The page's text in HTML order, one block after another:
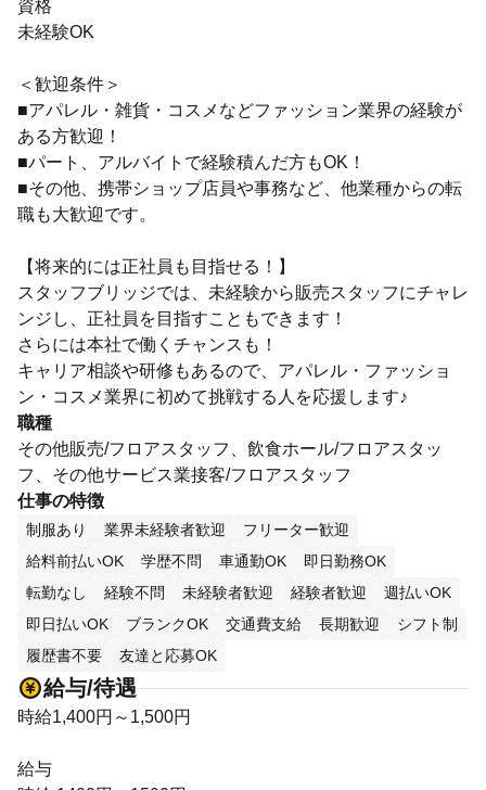
資格
未経験OK
＜歓迎条件＞
■アパレル・雑貨・コスメなどファッション業界の経験が
ある方歓迎！
■パート、アルバイトで経験積んだ方もOK！
■その他、携帯ショップ店員や事務など、他業種からの転
職も大歓迎です。
【将来的には正社員も目指せる！】
スタッフブリッジでは、未経験から販売スタッフにチャレ
ンジし、正社員を目指すこともできます！
さらには本社で働くチャンスも！
キャリア相談や研修もあるので、アパレル・ファッショ
ン・コスメ業界に初めて挑戦する人を応援します♪
職種
その他販売/フロアスタッフ、飲食ホール/フロアスタッ
フ、その他サービス業接客/フロアスタッフ
仕事の特徴
制服あり 業界未経験者歓迎
フリーター歓迎
給料前払いOK
学歴不問 車通勤OK
即日勤務OK
転勤なし
経験不問 未経験者歓迎 経験者歓迎
週払いOK
即日払いOK
ブランクOK 交通費支給 長期歓迎
シフト制
履歴書不要
友達と応募OK
給与/待遇
時給1,400円～1,500円
給与